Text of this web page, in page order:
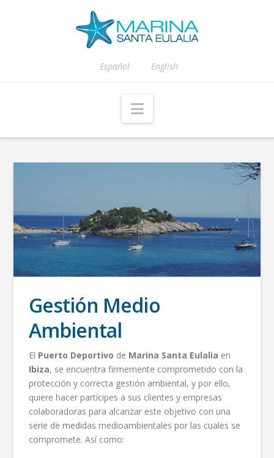
Español English
Navigation
Gestión Medio
Ambiental
El Puerto Deportivo de Marina Santa Eulalia en
Ibiza, se encuentra firmemente comprometido con la
protección y correcta gestión ambiental, y por ello,
quiere hacer partícipes a sus clientes y empresas
colaboradoras para alcanzar este objetivo con una
serie de medidas medioambientales por las cuales se
compromete. Así como: